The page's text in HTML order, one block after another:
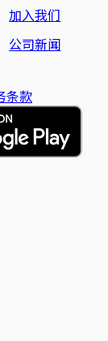
加入我们
公司新闻
条款